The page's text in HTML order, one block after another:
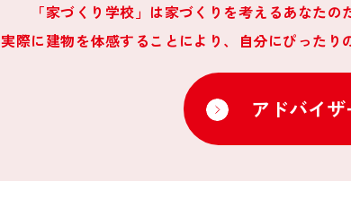
「家づくり学校」は家づくりを考えるあなた
実際に建物を体感することにより、自分にぴったり
アドバイ